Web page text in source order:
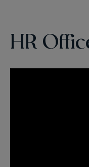
HR